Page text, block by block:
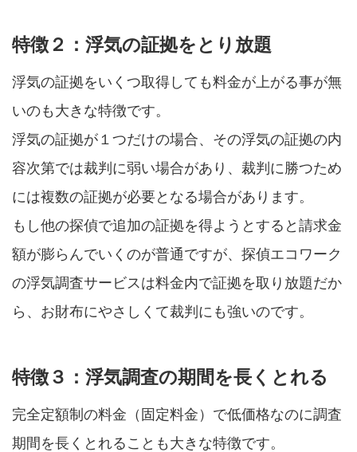
特徴２：浮気の証拠をとり放題
浮気の証拠をいくつ取得しても料金が上がる事が無
いのも大きな特徴です。
浮気の証拠が１つだけの場合、その浮気の証拠の内
容次第では裁判に弱い場合があり、裁判に勝つため
には複数の証拠が必要となる場合があります。
もし他の探偵で追加の証拠を得ようとすると請求金
額が膨らんでいくのが普通ですが、探偵エコワーク
の浮気調査サービスは料金内で証拠を取り放題だか
ら、お財布にやさしくて裁判にも強いのです。
特徴３：浮気調査の期間を長くとれる
完全定額制の料金（固定料金）で低価格なのに調査
期間を長くとれることも大きな特徴です。